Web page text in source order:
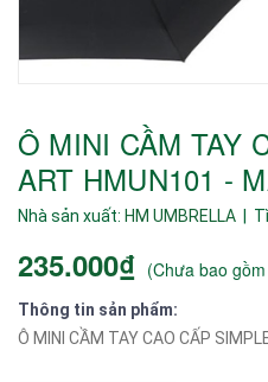
Ô MINI CẦM TAY
ART HMUN101 -
Nhà sản xuất: HM UMBRELLA |
235.000₫ (Chưa bao gồm
Thông tin sản phẩm: